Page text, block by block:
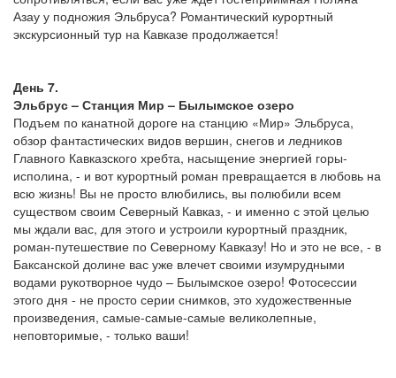
Азау у подножия Эльбруса? Романтический курортный
экскурсионный тур на Кавказе продолжается!
День 7.
Эльбрус – Станция Мир – Былымское озеро
Подъем по канатной дороге на станцию «Мир» Эльбруса,
обзор фантастических видов вершин, снегов и ледников
Главного Кавказского хребта, насыщение энергией горы-
исполина, - и вот курортный роман превращается в любовь на
всю жизнь! Вы не просто влюбились, вы полюбили всем
существом своим Северный Кавказ, - и именно с этой целью
мы ждали вас, для этого и устроили курортный праздник,
роман-путешествие по Северному Кавказу! Но и это не все, - в
Баксанской долине вас уже влечет своими изумрудными
водами рукотворное чудо – Былымское озеро! Фотосессии
этого дня - не просто серии снимков, это художественные
произведения, самые-самые-самые великолепные,
неповторимые, - только ваши!